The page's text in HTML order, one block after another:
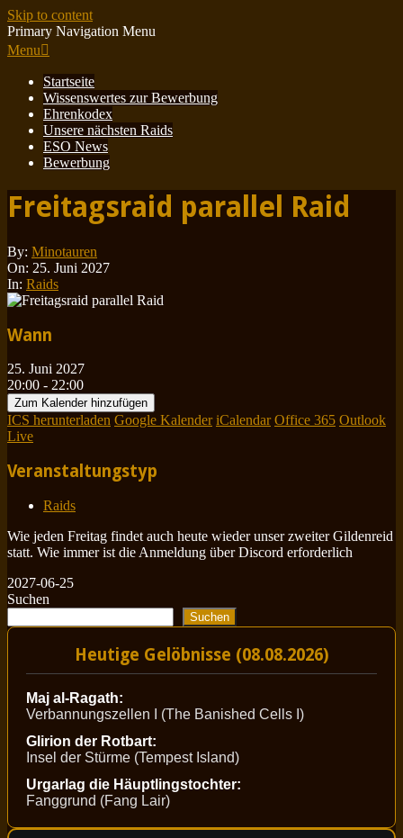
Skip to content
Primary Navigation Menu
Menu
Startseite
Wissenswertes zur Bewerbung
Ehrenkodex
Unsere nächsten Raids
ESO News
Bewerbung
Freitagsraid parallel Raid
By: Minotauren
On: 25. Juni 2027
In: Raids
Wann
25. Juni 2027
20:00 - 22:00
Zum Kalender hinzufügen
ICS herunterladen Google Kalender iCalendar Office 365 Outlook
Live
Veranstaltungstyp
Raids
Wie jeden Freitag findet auch heute wieder unser zweiter Gildenreid
statt. Wie immer ist die Anmeldung über Discord erforderlich
2027-06-25
Suchen
Suchen
Heutige Gelöbnisse (08.08.2026)
Maj al-Ragath:
Verbannungszellen I (The Banished Cells I)
Glirion der Rotbart:
Insel der Stürme (Tempest Island)
Urgarlag die Häuptlingstochter:
Fanggrund (Fang Lair)